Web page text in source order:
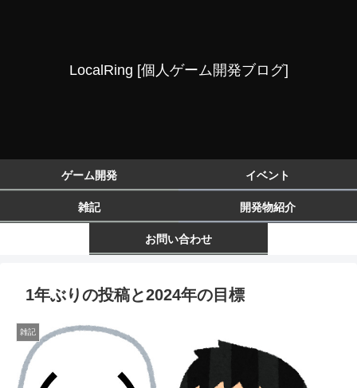
LocalRing [個人ゲーム開発ブログ]
ゲーム開発 イベント
雑記 開発物紹介
お問い合わせ
1年ぶりの投稿と2024年の目標
雑記